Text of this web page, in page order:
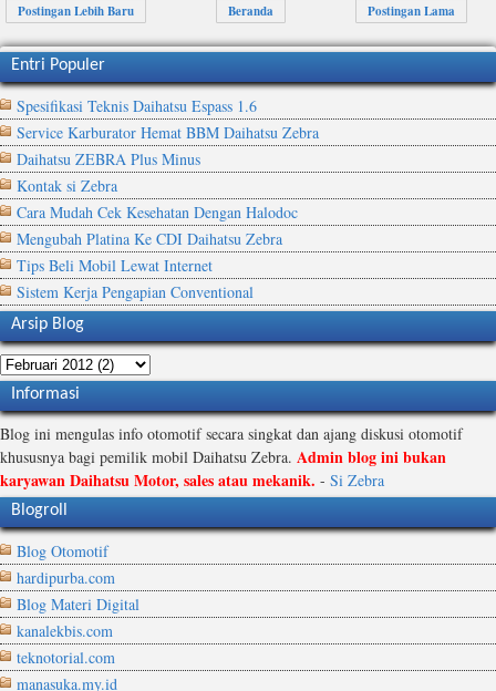
Postingan Lebih Baru Postingan Lama
Beranda
Entri Populer
Spesifikasi Teknis Daihatsu Espass 1.6
Service Karburator Hemat BBM Daihatsu Zebra
Daihatsu ZEBRA Plus Minus
Kontak si Zebra
Cara Mudah Cek Kesehatan Dengan Halodoc
Mengubah Platina Ke CDI Daihatsu Zebra
Tips Beli Mobil Lewat Internet
Sistem Kerja Pengapian Conventional
Arsip Blog
Informasi
Blog ini mengulas info otomotif secara singkat dan ajang diskusi otomotif
khususnya bagi pemilik mobil Daihatsu Zebra. Admin blog ini bukan
karyawan Daihatsu Motor, sales atau mekanik. - Si Zebra
Blogroll
Blog Otomotif
hardipurba.com
Blog Materi Digital
kanalekbis.com
teknotorial.com
manasuka.my.id